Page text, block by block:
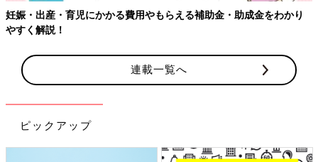
妊娠・出産・育児にかかる費用やもらえる補助金・助成金をわかり
やすく解説！
連載一覧へ
ピックアップ